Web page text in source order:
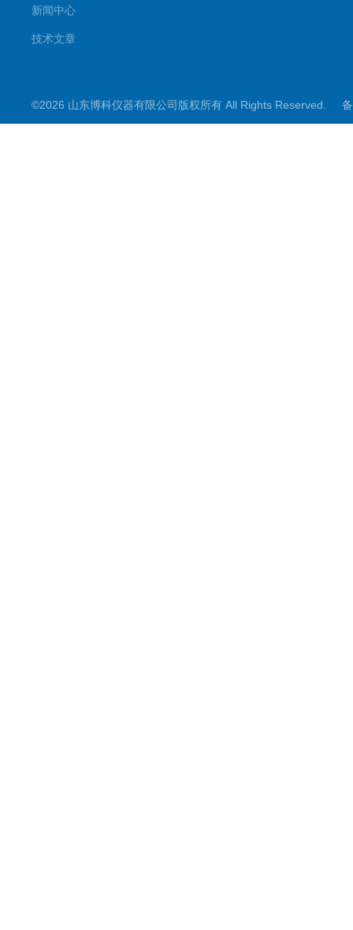
新闻中心
技术文章
©2026 山东博科仪器有限公司版权所有 All Rights Reserved.